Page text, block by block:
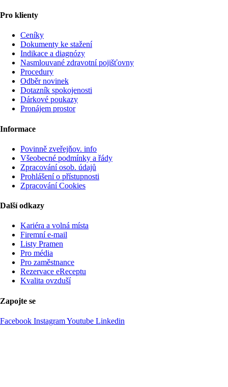
Pro klienty
Ceníky
Dokumenty ke stažení
Indikace a diagnózy
Nasmlouvané zdravotní pojišťovny
Procedury
Odběr novinek
Dotazník spokojenosti
Dárkové poukazy
Pronájem prostor
Informace
Povinně zveřejňov. info
Všeobecné podmínky a řády
Zpracování osob. údajů
Prohlášení o přístupnosti
Zpracování Cookies
Další odkazy
Kariéra a volná místa
Firemní­ e-mail
Listy Pramen
Pro média
Pro zaměstnance
Rezervace eReceptu
Kvalita ovzduší
Zapojte se
Facebook InstagramYoutube Linkedin